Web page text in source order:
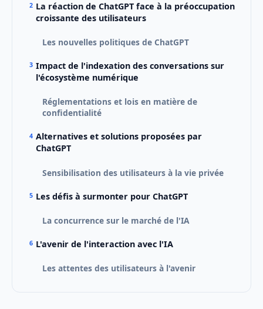
La réaction de ChatGPT face à la préoccupation
croissante des utilisateurs
Les nouvelles politiques de ChatGPT
Impact de l'indexation des conversations sur
l'écosystème numérique
Réglementations et lois en matière de
confidentialité
Alternatives et solutions proposées par
ChatGPT
Sensibilisation des utilisateurs à la vie privée
Les défis à surmonter pour ChatGPT
La concurrence sur le marché de l'IA
L'avenir de l'interaction avec l'IA
Les attentes des utilisateurs à l'avenir